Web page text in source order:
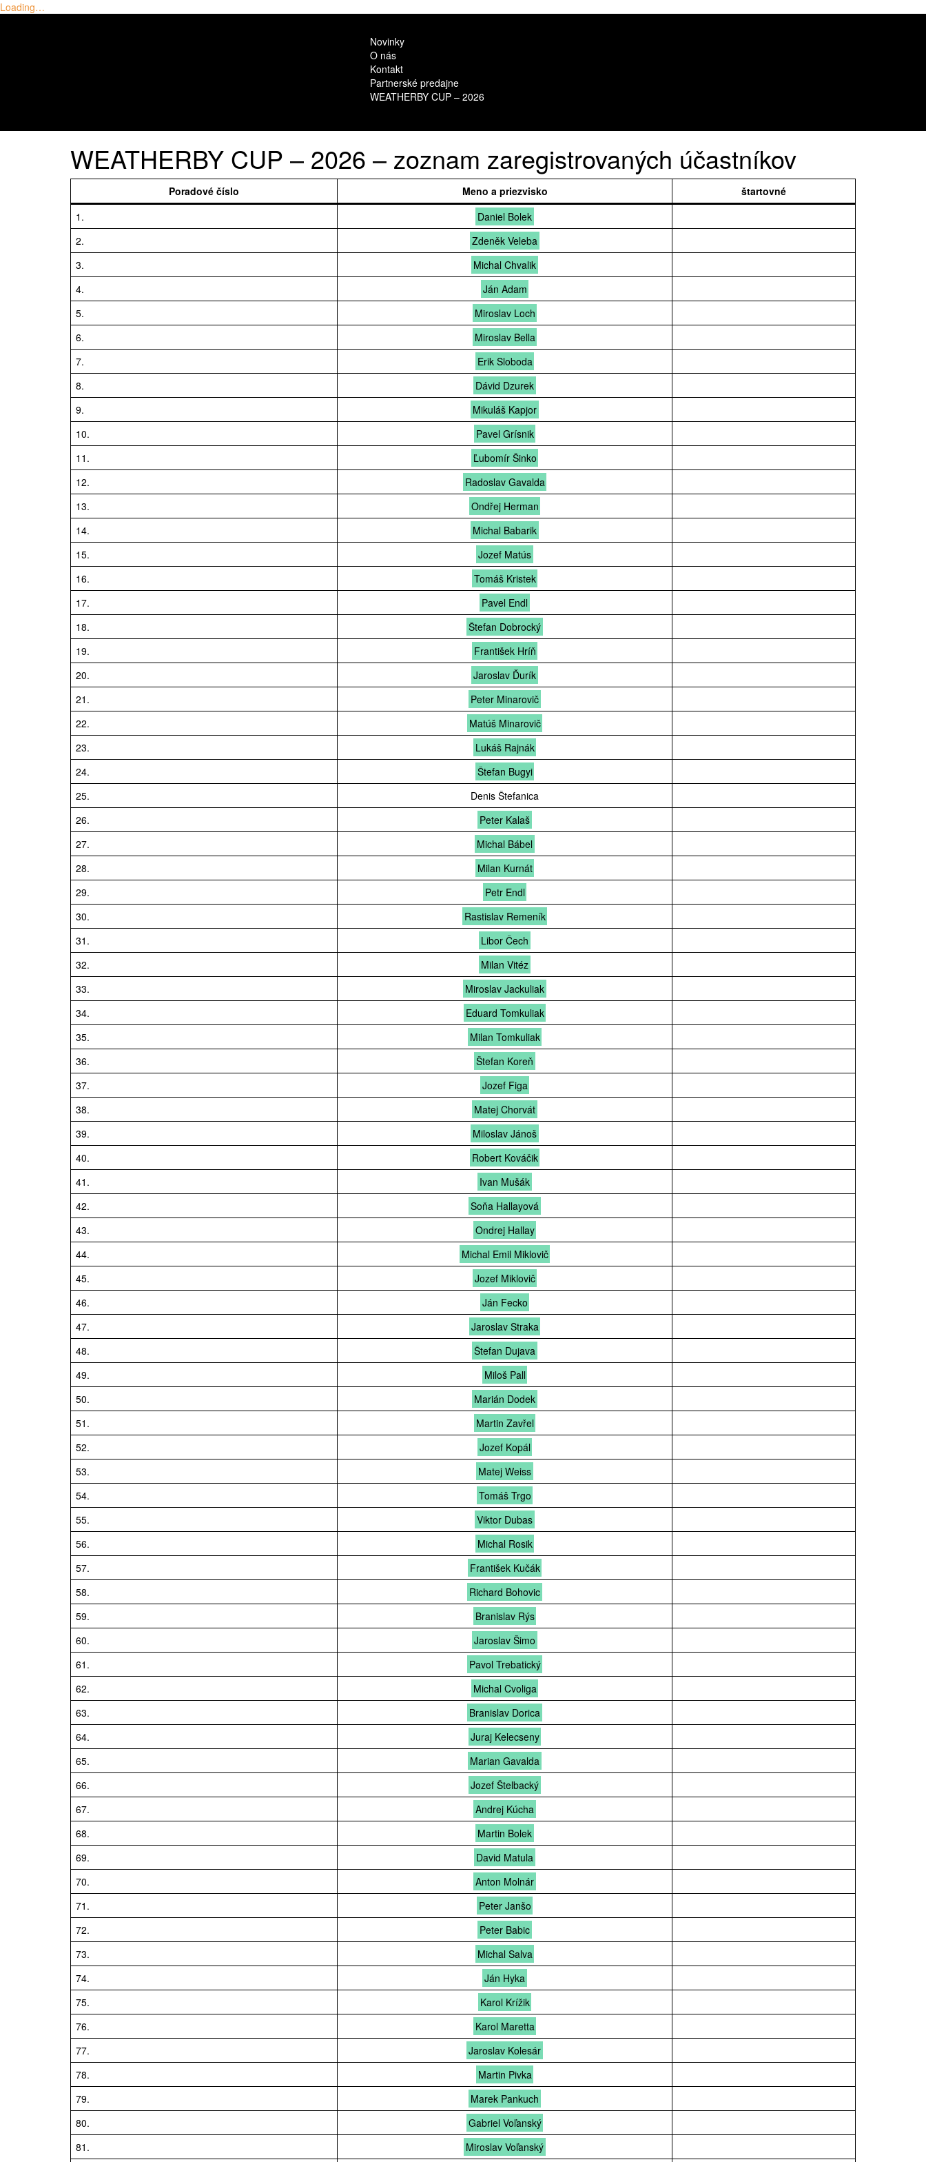
Loading…
Novinky
O nás
Kontakt
Partnerské predajne
WEATHERBY CUP – 2026
WEATHERBY CUP – 2026 – zoznam zaregistrovaných účastníkov
Poradové číslo Meno a priezvisko
štartovné
1.
Daniel Bolek
2.
Zdeněk Veleba
3.
Michal Chvalik
4.
Ján Adam
5.
Miroslav Loch
6.
Miroslav Bella
7.
Erik Sloboda
8.
Dávid Dzurek
9.
Mikuláš Kapjor
10.
Pavel Grísnik
11.
Ľubomír Šinko
12.
Radoslav Gavalda
13.
Ondřej Herman
14.
Michal Babarik
15.
Jozef Matús
16.
Tomáš Kristek
17.
Pavel Endl
18.
Štefan Dobrocký
19.
František Hríň
20.
Jaroslav Ďurík
21.
Peter Minarovič
22.
Matúš Minarovič
23.
Lukáš Rajnák
24.
Štefan Bugyi
25.
Denis Štefanica
26.
Peter Kalaš
27.
Michal Bábel
28.
Milan Kurnát
29.
Petr Endl
30.
Rastislav Remeník
31.
Libor Čech
32.
Milan Vitéz
33.
Miroslav Jackuliak
34.
Eduard Tomkuliak
35.
Milan Tomkuliak
36.
Štefan Koreň
37.
Jozef Figa
38.
Matej Chorvát
39.
Miloslav Jánoš
40.
Robert Kováčik
41.
Ivan Mušák
42.
Soňa Hallayová
43.
Ondrej Hallay
44.
Michal Emil Miklovič
45.
Jozef Miklovič
46.
Ján Fecko
47.
Jaroslav Straka
48.
Štefan Dujava
49.
Miloš Pall
50.
Marián Dodek
51.
Martin Zavřel
52.
Jozef Kopál
53.
Matej Weiss
54.
Tomáš Trgo
55.
Viktor Dubas
56.
Michal Rosik
57.
František Kučák
58.
Richard Bohovic
59.
Branislav Rýs
60.
Jaroslav Šimo
61.
Pavol Trebatický
62.
Michal Cvoliga
63.
Branislav Dorica
64.
Juraj Kelecseny
65.
Marian Gavalda
66.
Jozef Štelbacký
67.
Andrej Kúcha
68.
Martin Bolek
69.
David Matula
70.
Anton Molnár
71.
Peter Janšo
72.
Peter Babic
73.
Michal Salva
74.
Ján Hyka
75.
Karol Krížik
76.
Karol Maretta
77.
Jaroslav Kolesár
78.
Martin Pivka
79.
Marek Pankuch
80.
Gabriel Voľanský
81.
Miroslav Voľanský